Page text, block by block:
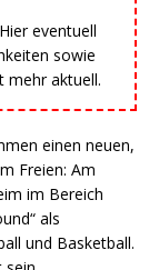
eventuell
sowie
mehr aktuell.
einen neuen,
Freien: Am
im Bereich
als
und Basketball.